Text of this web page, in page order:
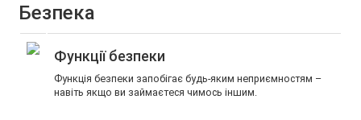
Безпека
Функції безпеки
Функція безпеки запобігає будь-яким неприємностям –
навіть якщо ви займаєтеся чимось іншим.